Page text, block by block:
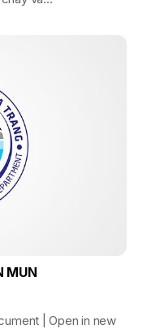
MUN
| Open in new